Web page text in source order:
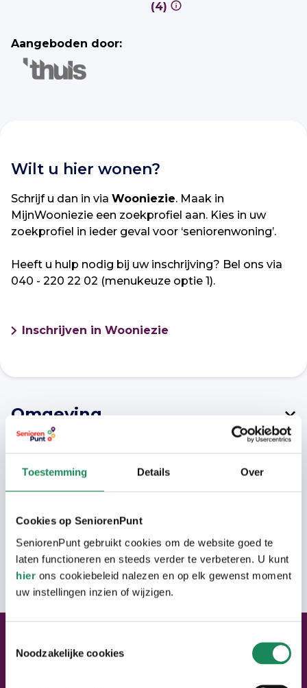
Toestemming Details Over
Cookies op SeniorenPunt
SeniorenPunt gebruikt cookies om de website goed te
laten functioneren en steeds verder te verbeteren. U kunt
hier ons cookiebeleid nalezen en op elk gewenst moment
uw instellingen inzien of wijzigen.
Noodzakelijke cookies
(4)
Aangeboden door:
Omgeving
Semibungalows in een rustige buurt nabij
Woning
Zeven semibungalows met alle
voorzieningen op de begane grond:
slaapkamer, badkamer met toilet en
Adres
Wilt u hier wonen?
Schrijf u dan in via Wooniezie. Maak in
MijnWooniezie een zoekprofiel aan. Kies in uw
zoekprofiel in ieder geval voor ‘seniorenwoning’.
Heeft u hulp nodig bij uw inschrijving? Bel ons via
040 - 220 22 02 (menukeuze optie 1).
Inschrijven in Wooniezie
Neem contact met ons op